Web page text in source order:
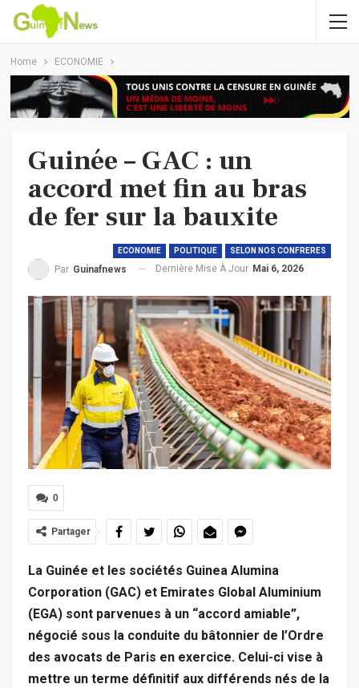
Home ECONOMIE
Guinée – GAC : un
accord met fin au bras
de fer sur la bauxite
ECONOMIE POLITIQUE SELON NOS CONFRERES
Par Guinafnews Dernière Mise À Jour Mai 6, 2026
0
Partager
La Guinée et les sociétés Guinea Alumina
Corporation (GAC) et Emirates Global Aluminium
(EGA) sont parvenues à un “accord amiable”,
négocié sous la conduite du bâtonnier de l’Ordre
des avocats de Paris en exercice. Celui-ci vise à
mettre un terme définitif aux différends nés de la